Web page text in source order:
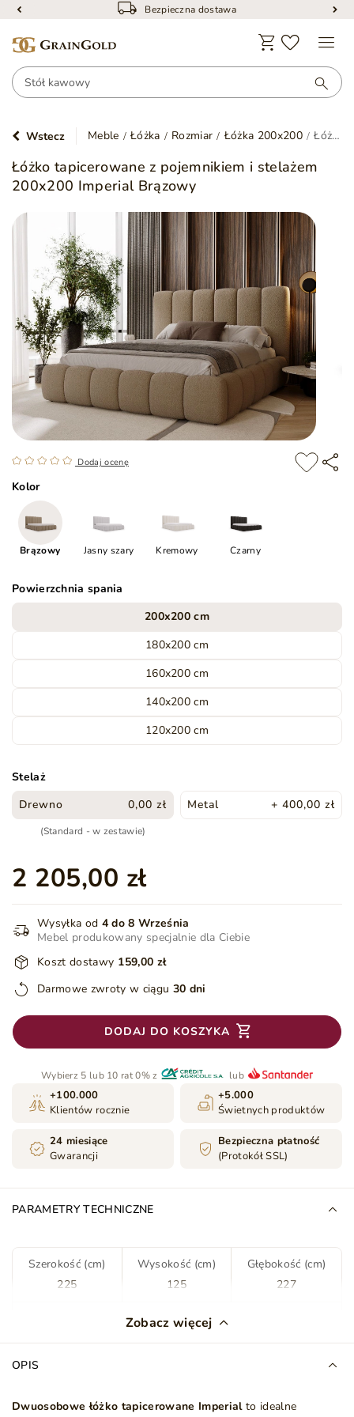
Bezpieczna dostawa
Wstecz Meble Łóżka Rozmiar Łóżka 200x200 Łóżko tapicerowane z pojemnikiem i stelażem 200x200 Imperial Brązowy
Łóżko tapicerowane z pojemnikiem i stelażem
200x200 Imperial Brązowy
Dodaj ocenę
Kolor
Brązowy Jasny szary Kremowy Czarny
Powierzchnia spania
200x200 cm
180x200 cm
160x200 cm
140x200 cm
120x200 cm
Stelaż
Drewno
0,00 zł
(Standard - w zestawie)
Metal + 400,00 zł
2 205,00 zł
Wysyłka od 4 do 8 Września
Mebel produkowany specjalnie dla Ciebie
Koszt dostawy 159,00 zł
Darmowe zwroty w ciągu 30 dni
DODAJ DO KOSZYKA
Wybierz 5 lub 10 rat 0% z lub
+100.000
Klientów rocznie
+5.000
Świetnych produktów
24 miesiące
Gwarancji
Bezpieczna płatność
(Protokół SSL)
PARAMETRY TECHNICZNE
Szerokość (cm)
225
Wysokość (cm)
125
Głębokość (cm)
227
Brązowy
Zobacz więcej
OPIS
Dwuosobowe łóżko tapicerowane Imperialto idealne